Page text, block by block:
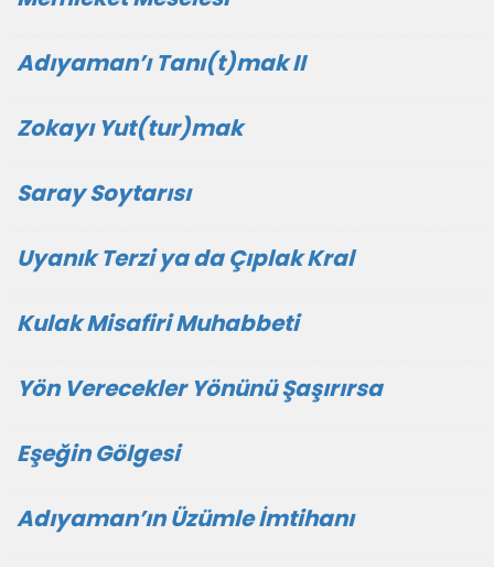
Adıyaman’ı Tanı(t)mak II
Zokayı Yut(tur)mak
Saray Soytarısı
Uyanık Terzi ya da Çıplak Kral
Kulak Misafiri Muhabbeti
Yön Verecekler Yönünü Şaşırırsa
Eşeğin Gölgesi
Adıyaman’ın Üzümle İmtihanı